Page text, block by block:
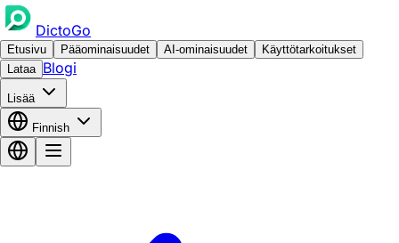
DictoGo
Etusivu Pääominaisuudet AI-ominaisuudet
Käyttötarkoitukset
Lataa Blogi
Lisää
Finnish